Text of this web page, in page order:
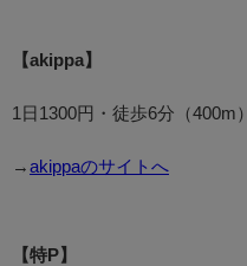
【akippa】
1日1300円・徒歩6分（400m）
→ akippaのサイトへ
【特P】